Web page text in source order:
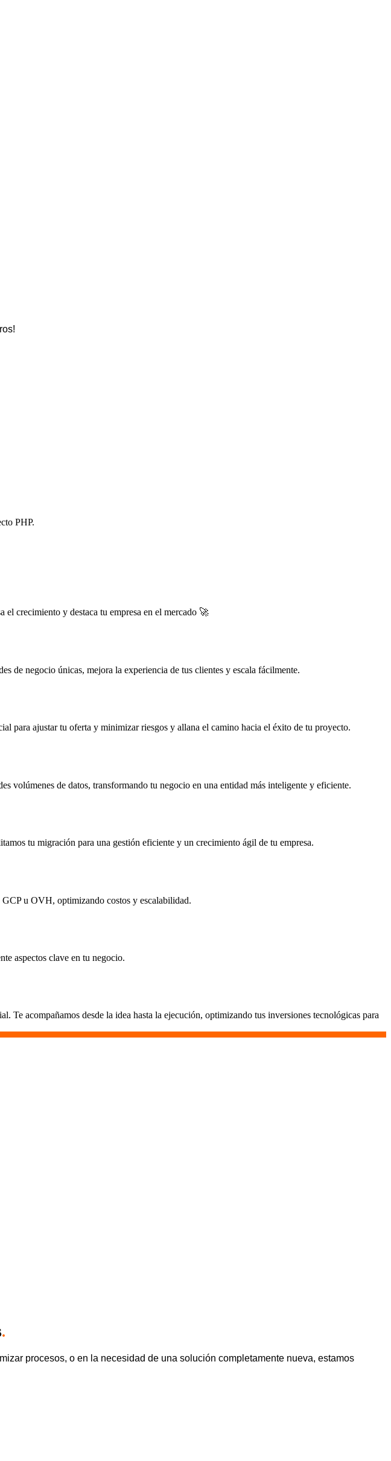
PHP.
crecimiento y destaca tu empresa en el mercado 🚀
de negocio únicas, mejora la experiencia de tus clientes y escala fácilmente.
para ajustar tu oferta y minimizar riesgos y allana el camino hacia el éxito de tu proyecto.
volúmenes de datos, transformando tu negocio en una entidad más inteligente y eficiente.
tu migración para una gestión eficiente y un crecimiento ágil de tu empresa.
u OVH, optimizando costos y escalabilidad.
aspectos clave en tu negocio.
acompañamos desde la idea hasta la ejecución, optimizando tus inversiones tecnológicas para
.
procesos, o en la necesidad de una solución completamente nueva, estamos